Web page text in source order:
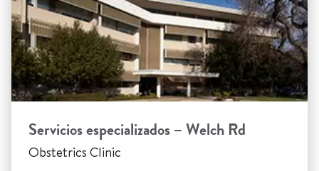
Servicios especializados – Welch Rd
Obstetrics Clinic